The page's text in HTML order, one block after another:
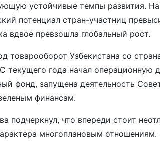
устойчивые темпы развития.
потенциал стран-участниц
вдвое превзошла глобальный рост.
товарооборот Узбекистана со
текущего года начал операционную
фонд, запущена деятельность
финансам.
подчеркнул, что впереди стоит
многоплановым